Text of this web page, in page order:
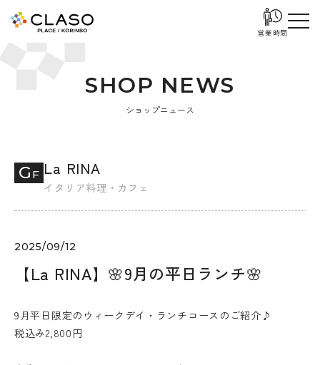
営業時間
SHOP NEWS
ショップニュース
G F La RINA
イタリア料理・カフェ
2025/09/12
【La RINA】🌸9月の平日ランチ🌸
9月平日限定のウィークデイ・ランチコースのご紹介♪
税込み2,800円